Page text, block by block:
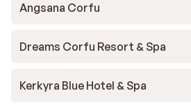
Angsana Corfu
Dreams Corfu Resort & Spa
Kerkyra Blue Hotel & Spa